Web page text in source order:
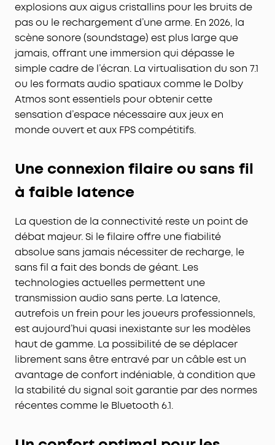
explosions aux aigus cristallins pour les bruits de
pas ou le rechargement d’une arme. En 2026, la
scène sonore (soundstage) est plus large que
jamais, offrant une immersion qui dépasse le
simple cadre de l’écran. La virtualisation du son 7.1
ou les formats audio spatiaux comme le Dolby
Atmos sont essentiels pour obtenir cette
sensation d’espace nécessaire aux jeux en
monde ouvert et aux FPS compétitifs.
Une connexion filaire ou sans fil
à faible latence
La question de la connectivité reste un point de
débat majeur. Si le filaire offre une fiabilité
absolue sans jamais nécessiter de recharge, le
sans fil a fait des bonds de géant. Les
technologies actuelles permettent une
transmission audio sans perte. La latence,
autrefois un frein pour les joueurs professionnels,
est aujourd’hui quasi inexistante sur les modèles
haut de gamme. La possibilité de se déplacer
librement sans être entravé par un câble est un
avantage de confort indéniable, à condition que
la stabilité du signal soit garantie par des normes
récentes comme le Bluetooth 6.1.